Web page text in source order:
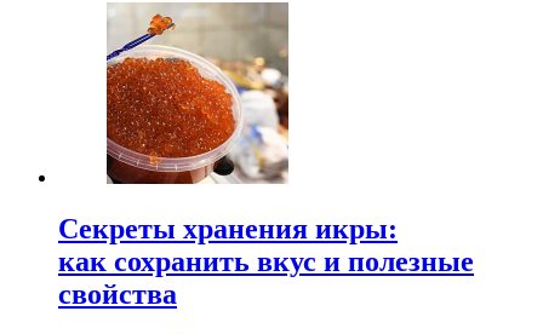
Секреты хранения икры:
как сохранить вкус и полезные
свойства